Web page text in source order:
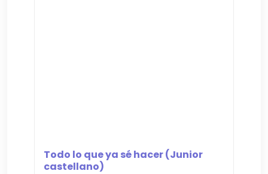
Todo lo que ya sé hacer (Junior
castellano)